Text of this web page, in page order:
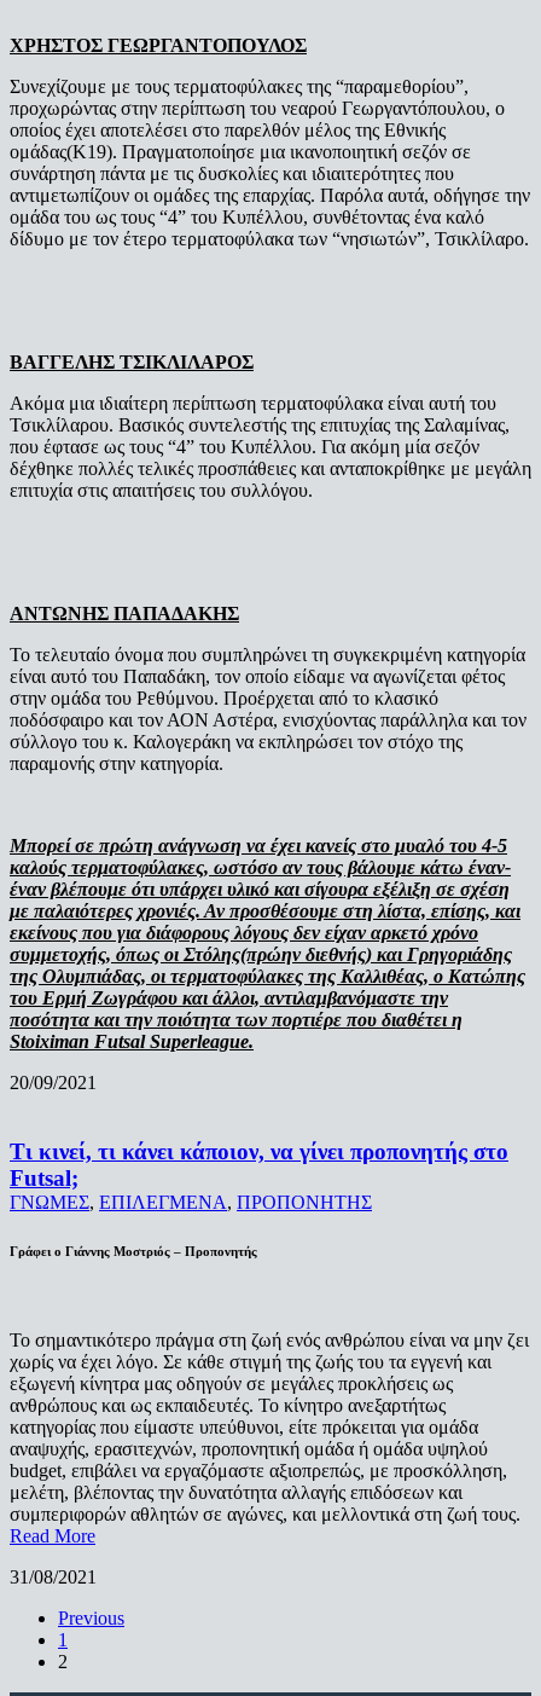
ΧΡΗΣΤΟΣ ΓΕΩΡΓΑΝΤΟΠΟΥΛΟΣ
Συνεχίζουμε με τους τερματοφύλακες της “παραμεθορίου”,
προχωρώντας στην περίπτωση του νεαρού Γεωργαντόπουλου, ο
οποίος έχει αποτελέσει στο παρελθόν μέλος της Εθνικής
ομάδας(Κ19). Πραγματοποίησε μια ικανοποιητική σεζόν σε
συνάρτηση πάντα με τις δυσκολίες και ιδιαιτερότητες που
αντιμετωπίζουν οι ομάδες της επαρχίας. Παρόλα αυτά, οδήγησε την
ομάδα του ως τους “4” του Κυπέλλου, συνθέτοντας ένα καλό
δίδυμο με τον έτερο τερματοφύλακα των “νησιωτών”, Τσικλίλαρο.
ΒΑΓΓΕΛΗΣ ΤΣΙΚΛΙΛΑΡΟΣ
Ακόμα μια ιδιαίτερη περίπτωση τερματοφύλακα είναι αυτή του
Τσικλίλαρου. Βασικός συντελεστής της επιτυχίας της Σαλαμίνας,
που έφτασε ως τους “4” του Κυπέλλου. Για ακόμη μία σεζόν
δέχθηκε πολλές τελικές προσπάθειες και ανταποκρίθηκε με μεγάλη
επιτυχία στις απαιτήσεις του συλλόγου.
ΑΝΤΩΝΗΣ ΠΑΠΑΔΑΚΗΣ
Το τελευταίο όνομα που συμπληρώνει τη συγκεκριμένη κατηγορία
είναι αυτό του Παπαδάκη, τον οποίο είδαμε να αγωνίζεται φέτος
στην ομάδα του Ρεθύμνου. Προέρχεται από το κλασικό
ποδόσφαιρο και τον ΑΟΝ Αστέρα, ενισχύοντας παράλληλα και τον
σύλλογο του κ. Καλογεράκη να εκπληρώσει τον στόχο της
παραμονής στην κατηγορία.
Μπορεί σε πρώτη ανάγνωση να έχει κανείς στο μυαλό του 4-5
καλούς τερματοφύλακες, ωστόσο αν τους βάλουμε κάτω έναν-
έναν βλέπουμε ότι υπάρχει υλικό και σίγουρα εξέλιξη σε σχέση
με παλαιότερες χρονιές. Αν προσθέσουμε στη λίστα, επίσης, και
εκείνους που για διάφορους λόγους δεν είχαν αρκετό χρόνο
συμμετοχής, όπως οι Στόλης(πρώην διεθνής) και Γρηγοριάδης
της Ολυμπιάδας, οι τερματοφύλακες της Καλλιθέας, ο Κατώπης
του Ερμή Ζωγράφου και άλλοι, αντιλαμβανόμαστε την
ποσότητα και την ποιότητα των πορτιέρε που διαθέτει η
Stoiximan Futsal Superleague.
20/09/2021
Τι κινεί, τι κάνει κάποιον, να γίνει προπονητής στο
Futsal;
ΓΝΩΜΕΣ, ΕΠΙΛΕΓΜΕΝΑ, ΠΡΟΠΟΝΗΤΗΣ
Γράφει ο Γιάννης Μοστριός – Προπονητής
Το σημαντικότερο πράγμα στη ζωή ενός ανθρώπου είναι να μην ζει
χωρίς να έχει λόγο. Σε κάθε στιγμή της ζωής του τα εγγενή και
εξωγενή κίνητρα μας οδηγούν σε μεγάλες προκλήσεις ως
ανθρώπους και ως εκπαιδευτές. Το κίνητρο ανεξαρτήτως
κατηγορίας που είμαστε υπεύθυνοι, είτε πρόκειται για ομάδα
αναψυχής, ερασιτεχνών, προπονητική ομάδα ή ομάδα υψηλού
budget, επιβάλει να εργαζόμαστε αξιοπρεπώς, με προσκόλληση,
μελέτη, βλέποντας την δυνατότητα αλλαγής επιδόσεων και
συμπεριφορών αθλητών σε αγώνες, και μελλοντικά στη ζωή τους.
Read More
31/08/2021
Previous
1
2